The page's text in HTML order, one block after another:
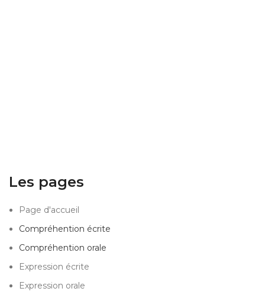
Les pages
Page d'accueil
Compréhention écrite
Compréhention orale
Expression écrite
Expression orale